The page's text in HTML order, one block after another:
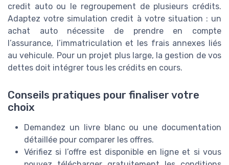
credit auto ou le regroupement de plusieurs crédits.
Adaptez votre simulation credit à votre situation : un
achat auto nécessite de prendre en compte
l’assurance, l’immatriculation et les frais annexes liés
au vehicule. Pour un projet plus large, la gestion de vos
dettes doit intégrer tous les crédits en cours.
Conseils pratiques pour finaliser votre
choix
Demandez un livre blanc ou une documentation
détaillée pour comparer les offres.
Vérifiez si l’offre est disponible en ligne et si vous